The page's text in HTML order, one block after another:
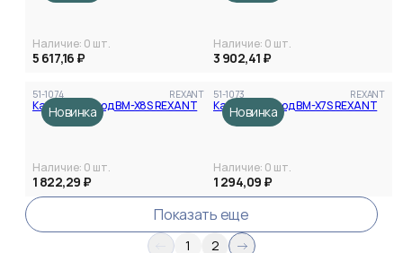
Наличие: 0 шт.
5 617,16 ₽
Наличие: 0 шт.
3 902,41 ₽
Новинка
51-1074 REXANT
Кабельный ввод BM-X8S REXANT
Наличие: 0 шт.
1 822,29 ₽
Новинка
51-1073 REXANT
Кабельный ввод BM-X7S REXANT
Наличие: 0 шт.
1 294,09 ₽
Показать еще
1 2
Категория